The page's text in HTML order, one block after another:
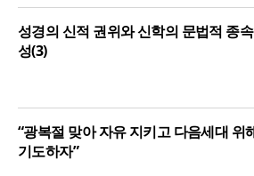
성경의 신적 권위와 신학의 문법적 종속
성(3)
“광복절 맞아 자유 지키고 다음세대 위
기도하자”